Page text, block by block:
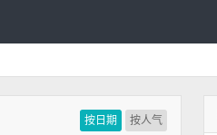
按日期 按人气